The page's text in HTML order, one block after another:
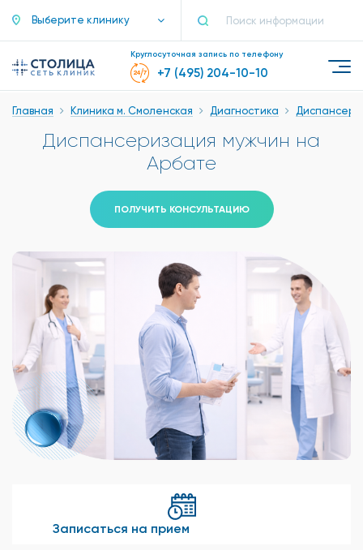
Выберите клинику
Круглосуточная запись по телефону
+7 (495) 204-10-10
Главная Клиника м. Смоленская Диагностика
Диспансеризация мужчин на
Арбате
ПОЛУЧИТЬ КОНСУЛЬТАЦИЮ
Записаться на прием